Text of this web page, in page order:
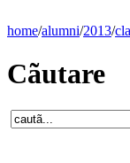
home/alumni/2013/
Cãutare